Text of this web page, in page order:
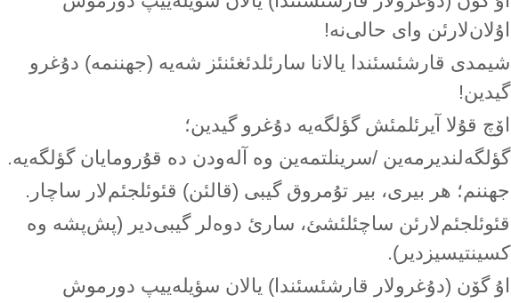
اۇلان‌لارئن وای حالی‌نە!
شیمدی قارشئسئندا یالانا سارئلدئغئنئز شەیە (جهننمە) دۇغرو
گیدین!
اۆچ قۇلا آیرئلمئش گؤلگەیە دۇغرو گیدین؛
گؤلگەلندیرمەین /سرینلتمەین وە آلەودن دە قۇرومایان گؤلگەیە.
جهننم؛ هر بیری، بیر تۇمروق گیبی (قالئن) قئوئلجئم‌لار ساچار.
قئوئلجئم‌لارئن ساچئلئشئ، سارئ دوەلر گیبی‌دیر (پش‌پشە وە
کسینتیسیزدیر).
اۇ گۆن (دۇغرولار قارشئسئندا) یالان سؤیلەییپ دورموش